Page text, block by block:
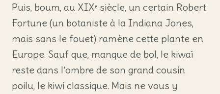
Puis, boum, au XIXᵉ siècle, un certain Robert
Fortune (un botaniste à la Indiana Jones,
mais sans le fouet) ramène cette plante en
Europe. Sauf que, manque de bol, le kiwaï
reste dans l’ombre de son grand cousin
poilu, le kiwi classique. Mais ne vous y